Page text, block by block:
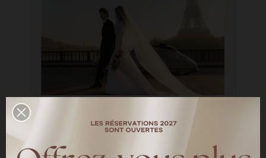
LES MARIÉES HARPE
Découvrez le shooting d'inspiration organisé